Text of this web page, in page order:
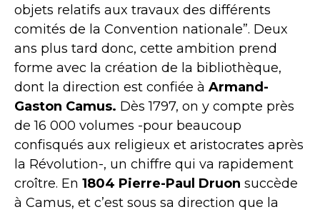
objets relatifs aux travaux des différents
comités de la Convention nationale”. Deux
ans plus tard donc, cette ambition prend
forme avec la création de la bibliothèque,
dont la direction est confiée à Armand-
Gaston Camus. Dès 1797, on y compte près
de 16 000 volumes -pour beaucoup
confisqués aux religieux et aristocrates après
la Révolution-, un chiffre qui va rapidement
croître. En 1804 Pierre-Paul Druon succède
à Camus, et c’est sous sa direction que la